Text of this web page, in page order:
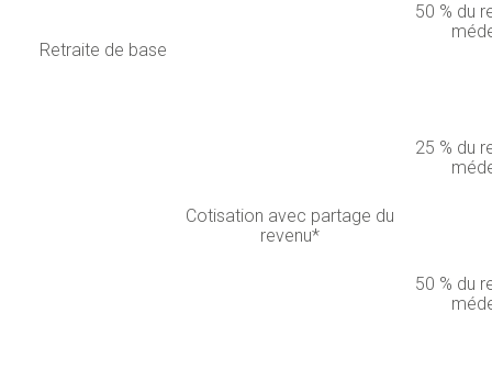
Retraite de base
50 % du
Cotisation avec partage du
revenu*
25 % du
50 % du